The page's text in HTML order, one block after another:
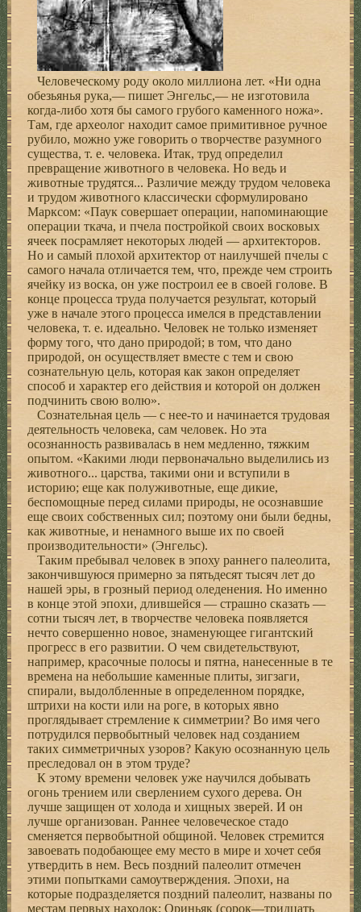
Человеческому роду около миллиона лет. «Ни одна
обезьянья рука,— пишет Энгельс,— не изготовила
когда-либо хотя бы самого грубого каменного ножа».
Там, где археолог находит самое примитивное ручное
рубило, можно уже говорить о творчестве разумного
существа, т. е. человека. Итак, труд определил
превращение животного в человека. Но ведь и
животные трудятся... Различие между трудом человека
и трудом животного классически сформулировано
Марксом: «Паук совершает операции, напоминающие
операции ткача, и пчела постройкой своих восковых
ячеек посрамляет некоторых людей — архитекторов.
Но и самый плохой архитектор от наилучшей пчелы с
самого начала отличается тем, что, прежде чем строить
ячейку из воска, он уже построил ее в своей голове. В
конце процесса труда получается результат, который
уже в начале этого процесса имелся в представлении
человека, т. е. идеально. Человек не только изменяет
форму того, что дано природой; в том, что дано
природой, он осуществляет вместе с тем и свою
сознательную цель, которая как закон определяет
способ и характер его действия и которой он должен
подчинить свою волю».
Сознательная цель — с нее-то и начинается трудовая
деятельность человека, сам человек. Но эта
осознанность развивалась в нем медленно, тяжким
опытом. «Какими люди первоначально выделились из
животного... царства, такими они и вступили в
историю; еще как полуживотные, еще дикие,
беспомощные перед силами природы, не осознавшие
еще своих собственных сил; поэтому они были бедны,
как животные, и ненамного выше их по своей
производительности» (Энгельс).
Таким пребывал человек в эпоху раннего палеолита,
закончившуюся примерно за пятьдесят тысяч лет до
нашей эры, в грозный период оледенения. Но именно
в конце этой эпохи, длившейся — страшно сказать —
сотни тысяч лет, в творчестве человека появляется
нечто совершенно новое, знаменующее гигантский
прогресс в его развитии. О чем свидетельствуют,
например, красочные полосы и пятна, нанесенные в те
времена на небольшие каменные плиты, зигзаги,
спирали, выдолбленные в определенном порядке,
штрихи на кости или на роге, в которых явно
проглядывает стремление к симметрии? Во имя чего
потрудился первобытный человек над созданием
таких симметричных узоров? Какую осознанную цель
преследовал он в этом труде?
К этому времени человек уже научился добывать
огонь трением или сверлением сухого дерева. Он
лучше защищен от холода и хищных зверей. И он
лучше организован. Раннее человеческое стадо
сменяется первобытной общиной. Человек стремится
завоевать подобающее ему место в мире и хочет себя
утвердить в нем. Весь поздний палеолит отмечен
этими попытками самоутверждения. Эпохи, на
которые подразделяется поздний палеолит, названы по
местам первых находок: Ориньяк (сорок—тридцать